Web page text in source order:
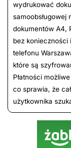
wydrukować
dokumentów A4,
bez konieczności
telefonu
które są
Płatności
co sprawia, że
użytkownika